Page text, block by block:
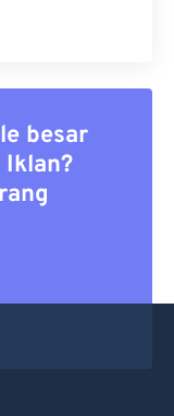
besar